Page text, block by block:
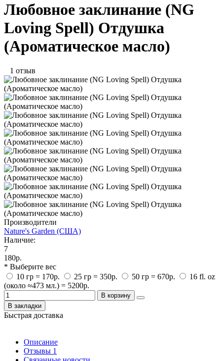
Любовное заклинание (NG
Loving Spell) Отдушка
(Ароматическое масло)
1 отзыв
Производители
Nature's Garden (США)
Наличие:
7
180р.
* Выберите вес
10 гр = 170р.
25 гр = 350р. 50 гр = 670р.
16 fl. oz
(около ≈473 мл.) = 5200р.
В корзину
В закладки
Быстрая доставка
Описание
Отзывы 1